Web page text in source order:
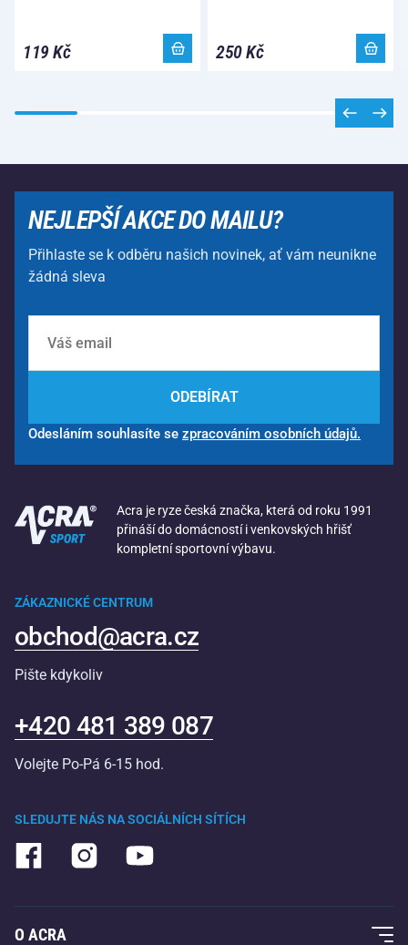
119 Kč 250 Kč
NEJLEPŠÍ AKCE DO MAILU?
Přihlaste se k odběru našich novinek, ať vám neunikne
žádná sleva
ODEBÍRAT
Odesláním souhlasíte se zpracováním osobních údajů.
Acra je ryze česká značka, která od roku 1991
přináší do domácností i venkovských hřišť
kompletní sportovní výbavu.
SLEDUJTE NÁS NA SOCIÁLNÍCH SÍTÍCH
ZÁKAZNICKÉ CENTRUM
obchod@acra.cz
Pište kdykoliv
+420 481 389 087
Volejte Po-Pá 6-15 hod.
O ACRA